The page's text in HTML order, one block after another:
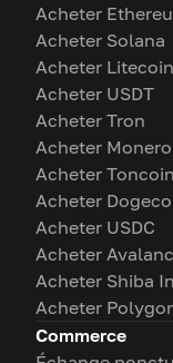
Acheter
Acheter Solana
Acheter Litecoin
Acheter USDT
Acheter Tron
Acheter Monero
Acheter Toncoin
Acheter
Acheter USDC
Acheter
Acheter Shiba
Acheter
Commerce